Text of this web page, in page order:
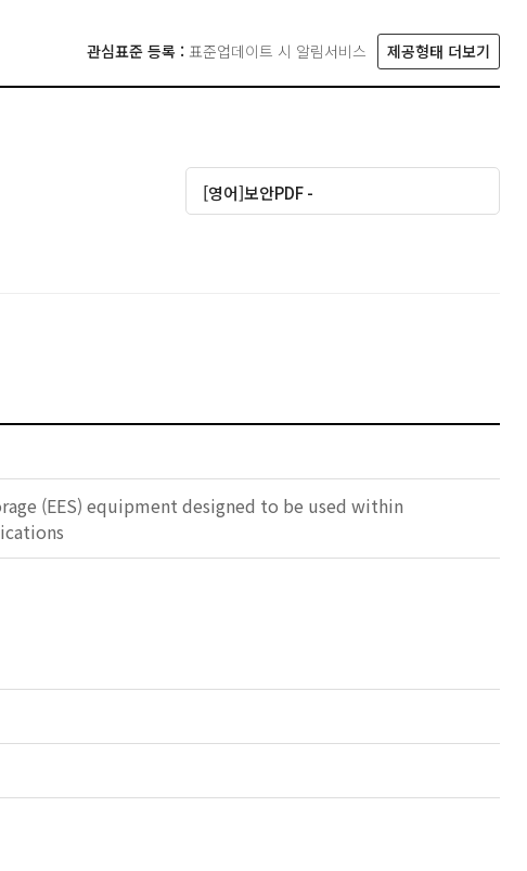
관심표준 등록 : 표준업데이트 시 알림서비스 제공형태 더보기
[영어]보안PDF -
(EES) equipment designed to be used within